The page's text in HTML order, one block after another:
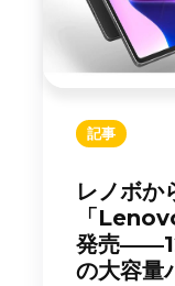
記事
レノボか
「
発売
の大容量